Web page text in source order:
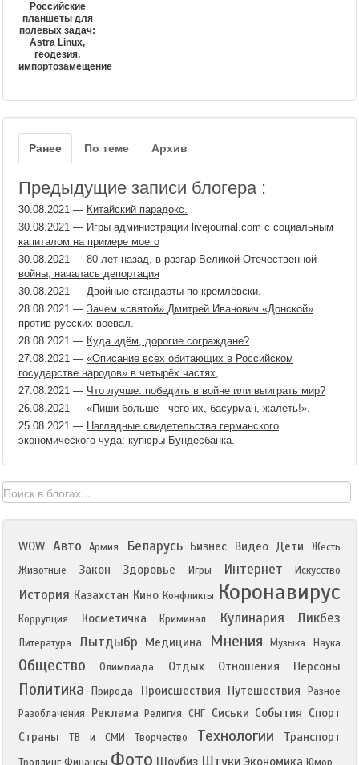
Российские
планшеты для
полевых задач:
Astra Linux,
геодезия,
импортозамещение
Ранее По теме Архив
Предыдущие записи блогера :
30.08.2021 — Китайский парадокс.
30.08.2021 — Игры администрации livejournal.com с социальным
капиталом на примере моего
30.08.2021 — 80 лет назад, в разгар Великой Отечественной
войны, началась депортация
30.08.2021 — Двойные стандарты по-кремлёвски.
28.08.2021 — Зачем «святой» Дмитрей Иванович «Донской»
против русских воевал.
28.08.2021 — Куда идём, дорогие сограждане?
27.08.2021 — «Описание всех обитающих в Российском
государстве народов» в четырёх частях,
27.08.2021 — Что лучше: победить в войне или выиграть мир?
26.08.2021 — «Пиши больше - чего их, басурман, жалеть!».
25.08.2021 — Наглядные свидетельства германского
экономического чуда: купюры Бундесбанка.
WOW Авто Армия Беларусь Бизнес Видео Дети
Жесть
Животные
Закон Здоровье Игры Интернет Искусство
История Казахстан Кино Конфликты Коронавирус
Коррупция Косметичка Криминал Кулинария Ликбез
Литература Лытдыбр Медицина Мнения Музыка Наука
Общество Олимпиада Отдых Отношения Персоны
Политика Природа Происшествия Путешествия
Разное
Разоблачения
Реклама Религия СНГ Сиськи События Спорт
Страны
ТВ и СМИ Творчество Технологии Транспорт
Фото Шоубиз Штуки Экономика